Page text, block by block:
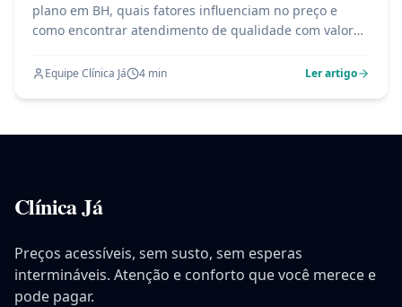
plano em BH, quais fatores influenciam no preço e
como encontrar atendimento de qualidade com valor
Equipe Clínica Já 4 min Ler artigo
Clínica Já
Preços acessíveis, sem susto, sem esperas
intermináveis. Atenção e conforto que você merece e
pode pagar.